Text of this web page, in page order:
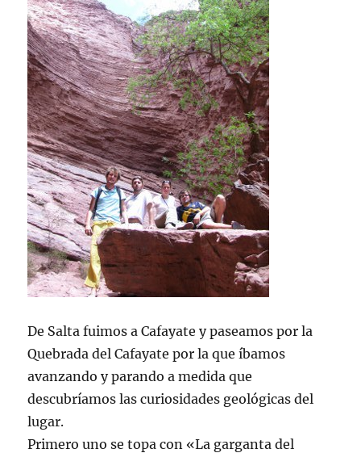
De Salta fuimos a Cafayate y paseamos por la
Quebrada del Cafayate por la que íbamos
avanzando y parando a medida que
descubríamos las curiosidades geológicas del
lugar.
Primero uno se topa con «La garganta del